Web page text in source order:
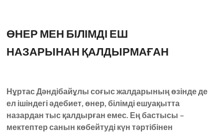
ӨНЕР МЕН БІЛІМДІ ЕШ
НАЗАРЫНАН ҚАЛДЫРМАҒАН
Нұртас Дәндібайұлы соғыс жалдарының өзінде де
ел ішіндегі әдебиет, өнер, білімді ешуақытта
назардан тыс қалдырған емес. Ең бастысы –
мектептер санын көбейтуді күн тәртібінен